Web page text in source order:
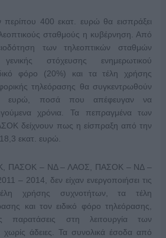
400 εκατ. ευρώ θα εισπράξει
σταθμούς η κυβέρνηση. Από
των τηλεοπτικών σταθμών
στόχευσης ενημερωτικού
φόρο (20%) και τα τέλη χρήσης
τηλεόρασης θα συγκεντρωθούν
ευρώ, ποσά που απέφευγαν να
χρόνια. Τα πεπραγμένα των
δείχνουν πως η είσπραξη από την
εκατ. ευρώ.
ΠΑΣΟΚ – ΝΔ – ΛΑΟΣ, ΠΑΣΟΚ – ΝΔ –
– 2014, δεν είχαν ενεργοποιήσει τις
χρήσης συχνοτήτων, τα τέλη
και τον ειδικό φόρο τηλεόρασης,
παρατάσεις στη λειτουργία των
άδειες. Τα συνολικά έσοδα από